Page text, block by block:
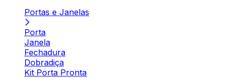
Portas e Janelas
Porta
Janela
Fechadura
Dobradiça
Kit Porta Pronta